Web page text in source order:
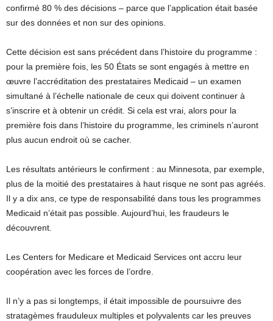
confirmé 80 % des décisions – parce que l’application était basée
sur des données et non sur des opinions.
Cette décision est sans précédent dans l’histoire du programme :
pour la première fois, les 50 États se sont engagés à mettre en
œuvre l’accréditation des prestataires Medicaid – un examen
simultané à l’échelle nationale de ceux qui doivent continuer à
s’inscrire et à obtenir un crédit. Si cela est vrai, alors pour la
première fois dans l’histoire du programme, les criminels n’auront
plus aucun endroit où se cacher.
Les résultats antérieurs le confirment : au Minnesota, par exemple,
plus de la moitié des prestataires à haut risque ne sont pas agréés.
Il y a dix ans, ce type de responsabilité dans tous les programmes
Medicaid n’était pas possible. Aujourd’hui, les fraudeurs le
découvrent.
Les Centers for Medicare et Medicaid Services ont accru leur
coopération avec les forces de l’ordre.
Il n’y a pas si longtemps, il était impossible de poursuivre des
stratagèmes frauduleux multiples et polyvalents car les preuves